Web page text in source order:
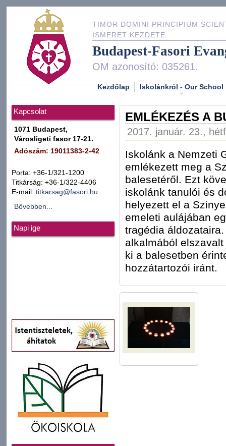
TIMOR DOMINI PRINCIPIUM
ISMERET KEZDETE
Budapest-Fasori
OM azonosító: 035261.
Kezdőlap Iskolánkról - Our School
Kapcsolat
1071 Budapest,
Városligeti fasor 17-21.
Adószám: 19011383-2-42
Porta: +36-1/321-1200
Titkárság: +36-1/322-4406
E-mail: titkarsag@fasori.hu
Bővebben...
Napi ige
EMLÉKEZÉS A
2017. január. 23.,
Iskolánk a Nemzeti
emlékezett meg a
balesetéről. Ezt
iskolánk tanulói és
helyezett el a
emeleti aulájában
tragédia
alkalmából
ki a balesetben
hozzátartozói iránt.